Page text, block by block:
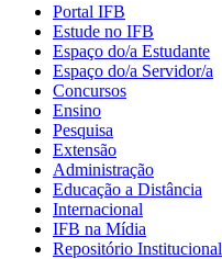
Portal IFB
Estude no IFB
Espaço do/a Estudante
Espaço do/a Servidor/a
Concursos
Ensino
Pesquisa
Extensão
Administração
Educação a Distância
Internacional
IFB na Mídia
Repositório Institucional